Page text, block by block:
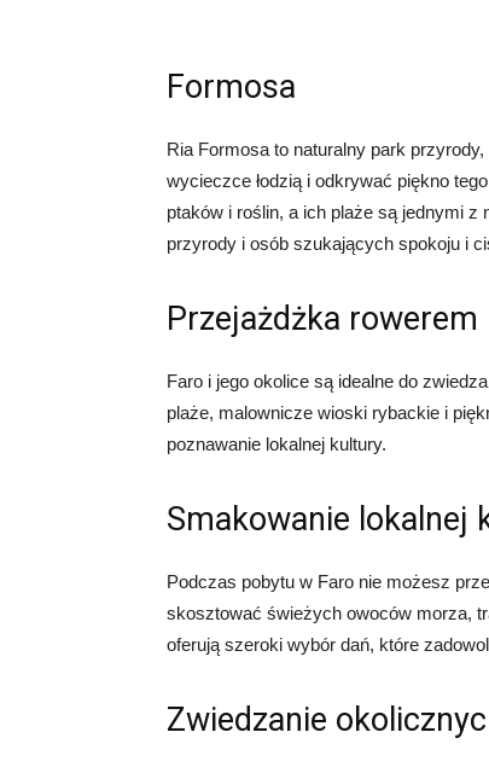
Formosa
Ria Formosa to naturalny park
wycieczce łodzią i odkrywać piękno
ptaków i roślin, a ich plaże są jednymi z
przyrody i osób szukających spokoju i
Przejażdżka
Faro i jego okolice są idealne do
plaże, malownicze wioski rybackie i
poznawanie lokalnej kultury.
Smakowanie lokalnej
Podczas pobytu w Faro nie możesz
skosztować świeżych owoców morza,
oferują szeroki wybór dań, które
Zwiedzanie